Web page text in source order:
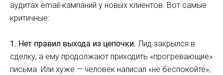
аудитах email-кампаний у новых клиентов. Вот самые
критичные:
1. Нет правил выхода из цепочки. Лид закрылся в
сделку, а ему продолжают приходить «прогревающие»
письма. Или хуже — человек написал «не беспокойте»,